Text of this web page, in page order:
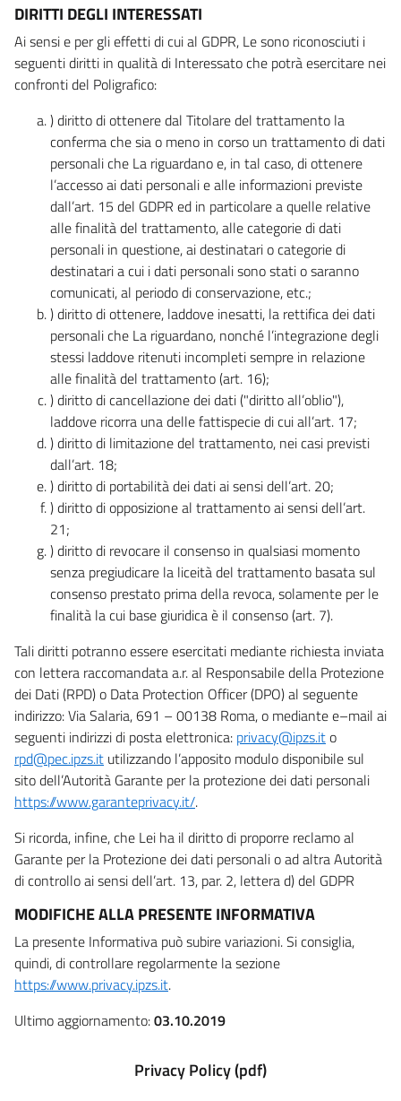
DIRITTI DEGLI INTERESSATI
Ai sensi e per gli effetti di cui al GDPR, Le sono riconosciuti i
seguenti diritti in qualità di Interessato che potrà esercitare nei
confronti del Poligrafico:
) diritto di ottenere dal Titolare del trattamento la
conferma che sia o meno in corso un trattamento di dati
personali che La riguardano e, in tal caso, di ottenere
l’accesso ai dati personali e alle informazioni previste
dall’art. 15 del GDPR ed in particolare a quelle relative
alle finalità del trattamento, alle categorie di dati
personali in questione, ai destinatari o categorie di
destinatari a cui i dati personali sono stati o saranno
comunicati, al periodo di conservazione, etc.;
) diritto di ottenere, laddove inesatti, la rettifica dei dati
personali che La riguardano, nonché l’integrazione degli
stessi laddove ritenuti incompleti sempre in relazione
alle finalità del trattamento (art. 16);
) diritto di cancellazione dei dati ("diritto all’oblio"),
laddove ricorra una delle fattispecie di cui all’art. 17;
) diritto di limitazione del trattamento, nei casi previsti
dall’art. 18;
) diritto di portabilità dei dati ai sensi dell’art. 20;
) diritto di opposizione al trattamento ai sensi dell’art.
21;
) diritto di revocare il consenso in qualsiasi momento
senza pregiudicare la liceità del trattamento basata sul
consenso prestato prima della revoca, solamente per le
finalità la cui base giuridica è il consenso (art. 7).
Tali diritti potranno essere esercitati mediante richiesta inviata
con lettera raccomandata a.r. al Responsabile della Protezione
dei Dati (RPD) o Data Protection Officer (DPO) al seguente
indirizzo: Via Salaria, 691 – 00138 Roma, o mediante e–mail ai
seguenti indirizzi di posta elettronica: privacy@ipzs.ito
rpd@pec.ipzs.it utilizzando l’apposito modulo disponibile sul
sito dell’Autorità Garante per la protezione dei dati personali
https://www.garanteprivacy.it/.
Si ricorda, infine, che Lei ha il diritto di proporre reclamo al
Garante per la Protezione dei dati personali o ad altra Autorità
di controllo ai sensi dell’art. 13, par. 2, lettera d) del GDPR
MODIFICHE ALLA PRESENTE INFORMATIVA
La presente Informativa può subire variazioni. Si consiglia,
quindi, di controllare regolarmente la sezione
https://www.privacy.ipzs.it.
Ultimo aggiornamento:03.10.2019
Privacy Policy (pdf)